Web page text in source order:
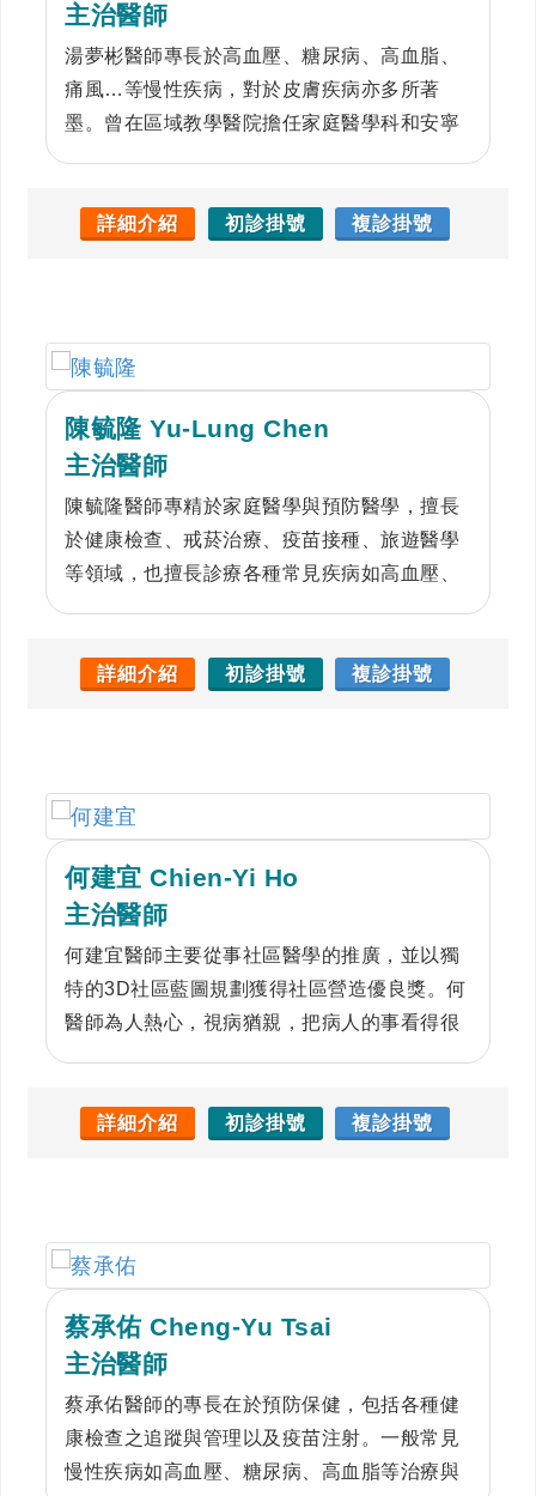
主治醫師
湯夢彬醫師專長於高血壓、糖尿病、高血脂、
痛風…等慢性疾病，對於皮膚疾病亦多所著
墨。曾在區域教學醫院擔任家庭醫學科和安寧
有目共睹。2014年於本校公共衛生學系博士班
詳細介紹 初診掛號 複診掛號
陳毓隆 Yu-Lung Chen
主治醫師
陳毓隆醫師專精於家庭醫學與預防醫學，擅長
於健康檢查、戒菸治療、疫苗接種、旅遊醫學
等領域，也擅長診療各種常見疾病如高血壓、
及服務，曾多次對一般民眾和專業人士做菸害
屢屢獲得來自各國患者的高度評價。目前也擔
任本院健康檢查中心專責主治醫師，致力於提
供高品質的健康檢查規劃與諮詢服務。
詳細介紹 初診掛號 複診掛號
何建宜 Chien-Yi Ho
主治醫師
何建宜醫師主要從事社區醫學的推廣，並以獨
特的3D社區藍圖規劃獲得社區營造優良獎。何
醫師為人熱心，視病猶親，把病人的事看得很
極從事社區服務、醫學研究、預防醫學、促進
格。
詳細介紹 初診掛號 複診掛號
蔡承佑 Cheng-Yu Tsai
主治醫師
蔡承佑醫師的專長在於預防保健，包括各種健
康檢查之追蹤與管理以及疫苗注射。一般常見
慢性疾病如高血壓、糖尿病、高血脂等治療與